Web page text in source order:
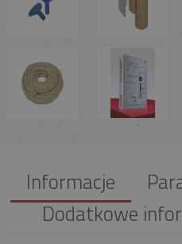
Informacje
Dodatkowe